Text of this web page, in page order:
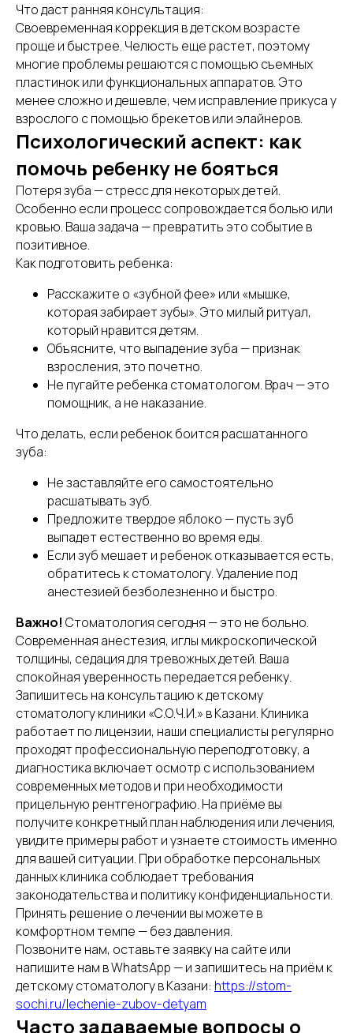
Что даст ранняя консультация:
Своевременная коррекция в детском возрасте
проще и быстрее. Челюсть еще растет, поэтому
многие проблемы решаются с помощью съемных
пластинок или функциональных аппаратов. Это
менее сложно и дешевле, чем исправление прикуса у
взрослого с помощью брекетов или элайнеров.
Психологический аспект: как
помочь ребенку не бояться
Потеря зуба — стресс для некоторых детей.
Особенно если процесс сопровождается болью или
кровью. Ваша задача — превратить это событие в
позитивное.
Как подготовить ребенка:
Расскажите о «зубной фее» или «мышке,
которая забирает зубы». Это милый ритуал,
который нравится детям.
Объясните, что выпадение зуба — признак
взросления, это почетно.
Не пугайте ребенка стоматологом. Врач — это
помощник, а не наказание.
Что делать, если ребенок боится расшатанного
зуба:
Не заставляйте его самостоятельно
расшатывать зуб.
Предложите твердое яблоко — пусть зуб
выпадет естественно во время еды.
Если зуб мешает и ребенок отказывается есть,
обратитесь к стоматологу. Удаление под
анестезией безболезненно и быстро.
Важно! Стоматология сегодня — это не больно.
Современная анестезия, иглы микроскопической
толщины, седация для тревожных детей. Ваша
спокойная уверенность передается ребенку.
Запишитесь на консультацию к детскому
стоматологу клиники «С.О.Ч.И.» в Казани. Клиника
работает по лицензии, наши специалисты регулярно
проходят профессиональную переподготовку, а
диагностика включает осмотр с использованием
современных методов и при необходимости
прицельную рентгенографию. На приёме вы
получите конкретный план наблюдения или лечения,
увидите примеры работ и узнаете стоимость именно
для вашей ситуации. При обработке персональных
данных клиника соблюдает требования
законодательства и политику конфиденциальности.
Принять решение о лечении вы можете в
комфортном темпе — без давления.
Позвоните нам, оставьте заявку на сайте или
напишите нам в WhatsApp — и запишитесь на приём к
детскому стоматологу в Казани: https://stom-
sochi.ru/lechenie-zubov-detyam
Часто задаваемые вопросы о